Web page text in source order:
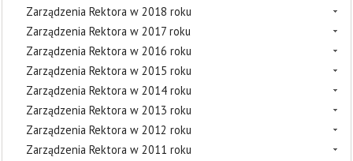
Zarządzenia Rektora w 2018 roku
Zarządzenia Rektora w 2017 roku
Zarządzenia Rektora w 2016 roku
Zarządzenia Rektora w 2015 roku
Zarządzenia Rektora w 2014 roku
Zarządzenia Rektora w 2013 roku
Zarządzenia Rektora w 2012 roku
Zarządzenia Rektora w 2011 roku